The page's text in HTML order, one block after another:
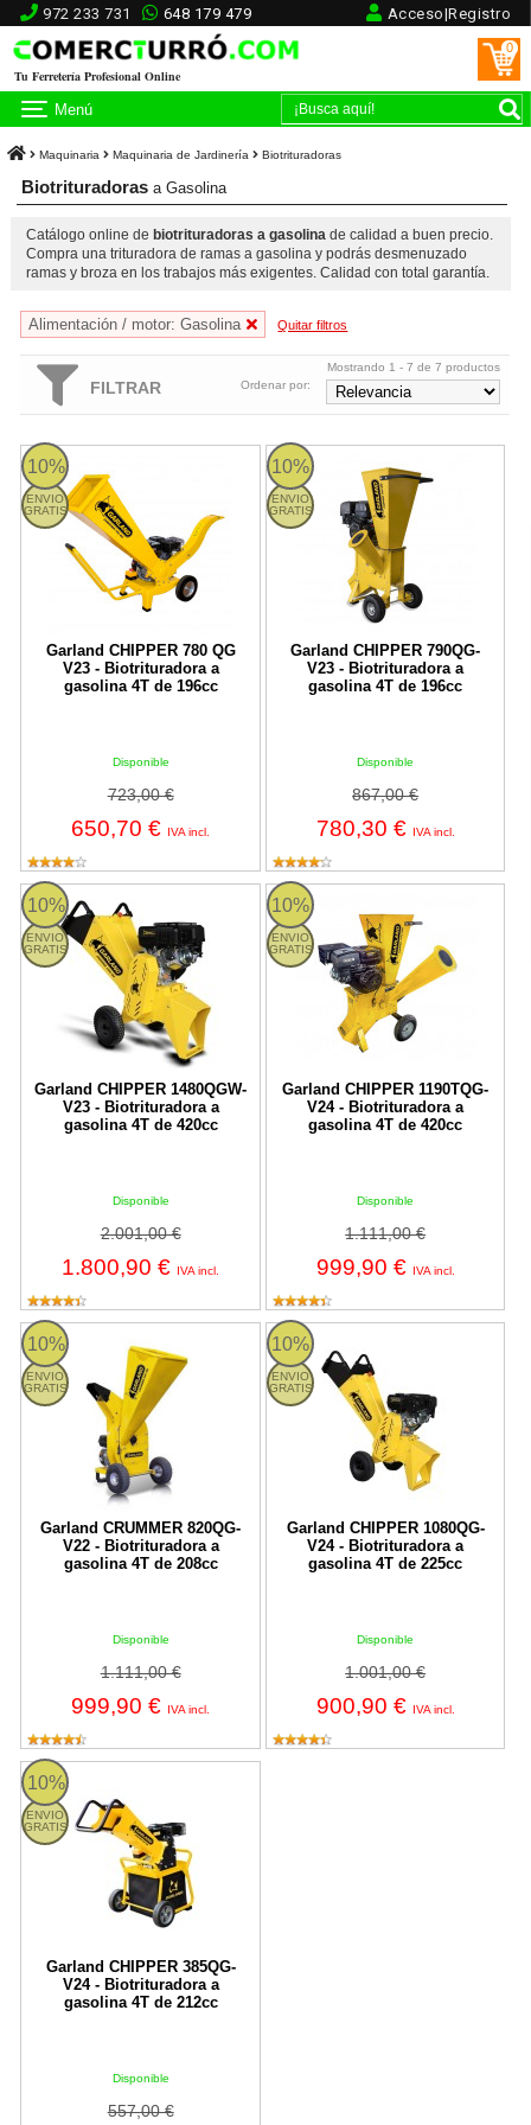
972 233 731 648 179 479 Acceso|Registro
Tu Ferretería Profesional Online
0
Menú
Maquinaria Maquinaria de Jardinería Biotrituradoras
Biotrituradoras a Gasolina
Catálogo online de biotrituradoras a gasolinade calidad a buen precio.
Compra una trituradora de ramas a gasolina y podrás desmenuzado
ramas y broza en los trabajos más exigentes. Calidad con total garantía.
Alimentación / motor: Gasolina Quitar filtros
FILTRAR
Mostrando 1 - 7 de 7 productos
Ordenar por:
10%
ENVIO
GRATIS
Garland CHIPPER 780 QG
V23 - Biotrituradora a
gasolina 4T de 196cc
Disponible
723,00 €
650,70 € IVA incl.
CHIPPER 780QG Garland 10%
ENVIO
GRATIS
Garland CHIPPER 790QG-
V23 - Biotrituradora a
gasolina 4T de 196cc
Disponible
867,00 €
780,30 € IVA incl.
CHIPPER 790QG Garland
10%
ENVIO
GRATIS
Garland CHIPPER 1480QGW-
V23 - Biotrituradora a
gasolina 4T de 420cc
Disponible
2.001,00 €
1.800,90 € IVA incl.
CHIPPER 1480QGW-V23 Garland10%
ENVIO
GRATIS
Garland CHIPPER 1190TQG-
V24 - Biotrituradora a
gasolina 4T de 420cc
Disponible
1.111,00 €
999,90 € IVA incl.
CHIPPER 1190TQG Garland
10%
ENVIO
GRATIS
Garland CRUMMER 820QG-
V22 - Biotrituradora a
gasolina 4T de 208cc
Disponible
1.111,00 €
999,90 € IVA incl.
CRUMMER 820QG-V22 Garland10%
ENVIO
GRATIS
Garland CHIPPER 1080QG-
V24 - Biotrituradora a
gasolina 4T de 225cc
Disponible
1.001,00 €
900,90 € IVA incl.
CHIPPER 1080QG-V24 Garland
10%
ENVIO
GRATIS
Garland CHIPPER 385QG-
V24 - Biotrituradora a
gasolina 4T de 212cc
Disponible
557,00 €
CHIPPER 385QG-V24 Garland